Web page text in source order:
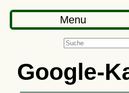
Menu
Google-